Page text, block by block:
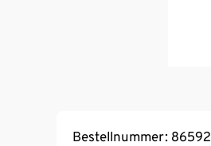
Bestellnummer: 86592